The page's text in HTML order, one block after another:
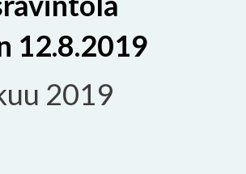
12.8.2019
2019